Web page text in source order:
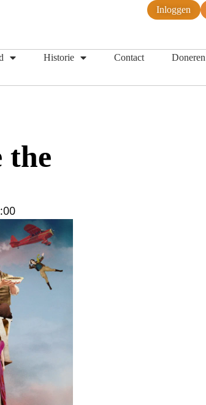
Inloggen
Historie Contact Doneren
the